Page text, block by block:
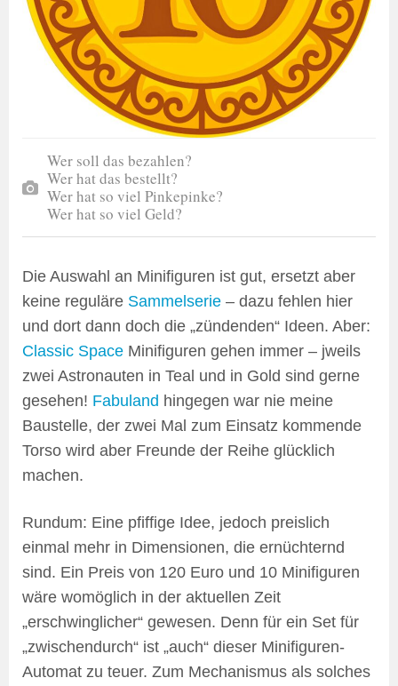
Wer soll das bezahlen?
Wer hat das bestellt?
Wer hat so viel Pinkepinke?
Wer hat so viel Geld?
Die Auswahl an Minifiguren ist gut, ersetzt aber
keine reguläre Sammelserie – dazu fehlen hier
und dort dann doch die „zündenden“ Ideen. Aber:
Classic Space Minifiguren gehen immer – jweils
zwei Astronauten in Teal und in Gold sind gerne
gesehen! Fabuland hingegen war nie meine
Baustelle, der zwei Mal zum Einsatz kommende
Torso wird aber Freunde der Reihe glücklich
machen.
Rundum: Eine pfiffige Idee, jedoch preislich
einmal mehr in Dimensionen, die ernüchternd
sind. Ein Preis von 120 Euro und 10 Minifiguren
wäre womöglich in der aktuellen Zeit
„erschwinglicher“ gewesen. Denn für ein Set für
„zwischendurch“ ist „auch“ dieser Minifiguren-
Automat zu teuer. Zum Mechanismus als solches